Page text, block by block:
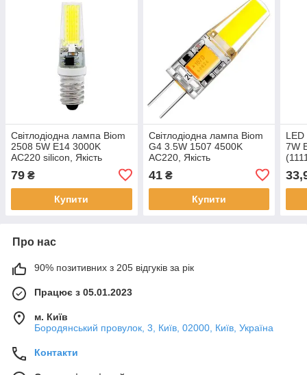
Світлодіодна лампа Biom
2508 5W E14 3000K
AC220 silicon, Якість
79 ₴
Купити
Світлодіодна лампа Biom
G4 3.5W 1507 4500K
AC220, Якість
41₴
Купити
7W
Про нас
90% позитивних з 205 відгуків за рік
Працює з 05.01.2023
м. Київ
Бородянський провулок, 3, Київ, 02000, Київ, Україна
Контакти